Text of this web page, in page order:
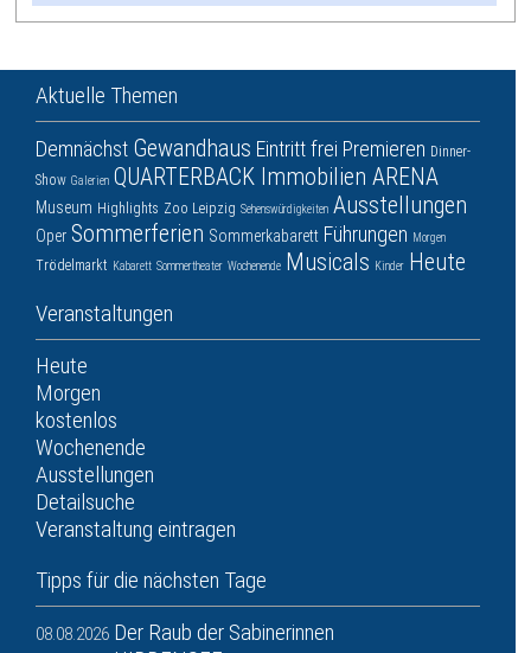
Aktuelle Themen
Demnächst Gewandhaus Eintritt frei Premieren Dinner-
Show Galerien QUARTERBACK Immobilien ARENA
Museum Highlights Zoo Leipzig Sehenswürdigkeiten Ausstellungen
Oper Sommerferien Sommerkabarett Führungen Morgen
Trödelmarkt Kabarett Sommertheater Wochenende Musicals Kinder Heute
Veranstaltungen
Heute
Morgen
kostenlos
Wochenende
Ausstellungen
Detailsuche
Veranstaltung eintragen
Tipps für die nächsten Tage
08.08.2026 Der Raub der Sabinerinnen